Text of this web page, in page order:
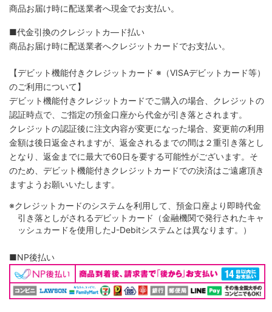
商品お届け時に配送業者へ現金でお支払い。
■代金引換のクレジットカ―ド払い
商品お届け時に配送業者へクレジットカードでお支払い。
【デビット機能付きクレジットカード ※（VISAデビットカード等）
のご利用について】
デビット機能付きクレジットカードでご購入の場合、クレジットの
認証時点で、ご指定の預金口座から代金が引き落とされます。
クレジットの認証後に注文内容が変更になった場合、変更前の利用
金額は後日返金されますが、返金されるまでの間は２重引き落とし
となり、返金までに最大で60日を要する可能性がございます。そ
のため、デビット機能付きクレジットカードでの決済はご遠慮頂き
ますようお願いいたします。
※クレジットカードのシステムを利用して、預金口座より即時代金
引き落としがされるデビットカード（金融機関で発行されたキャ
ッシュカードを使用したJ-Debitシステムとは異なります。）
■NP後払い